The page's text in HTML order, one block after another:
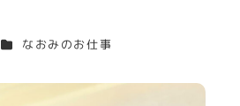
カテゴリー
なおみのお仕事